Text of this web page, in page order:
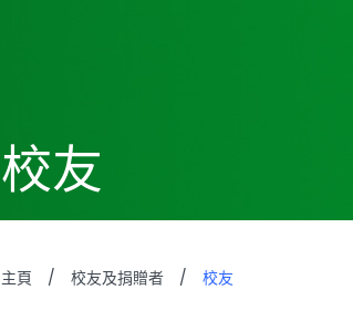
校友
主頁 / 校友及捐贈者 / 校友